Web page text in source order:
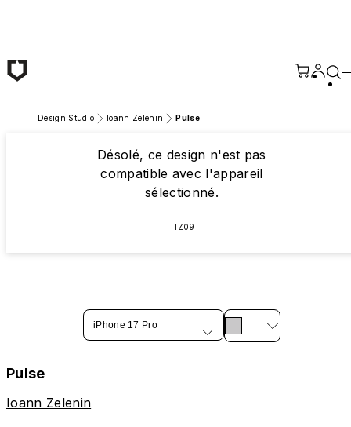
Design Studio Ioann Zelenin Pulse
Désolé, ce design n'est pas
compatible avec l'appareil
sélectionné.
IZ09
iPhone 17 Pro
Pulse
Ioann Zelenin